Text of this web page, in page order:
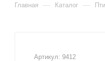
Главная — Каталог —
Артикул: 9412